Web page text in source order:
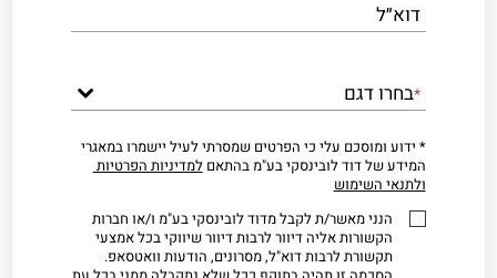
דוא״ל
*בחרו דגם
* ידוע ומוסכם עלי כי הפרטים שמסרתי לעיל יישמרו במאגרי
המידע של דוד לובינסקי בע"מ בהתאםלמדיניות הפרטיות
ולתנאי השימוש
הנני מאשר/ת לקבל מדוד לובינסקי בע"מ ו/או חברות
הקשורות אליה דיוור לרבות דיוור שיווקי בכל אמצעי
תקשורת לרבות דוא"ל, מסרונים, הודעות וואטסאפ.